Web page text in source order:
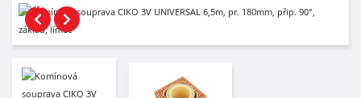
-15%